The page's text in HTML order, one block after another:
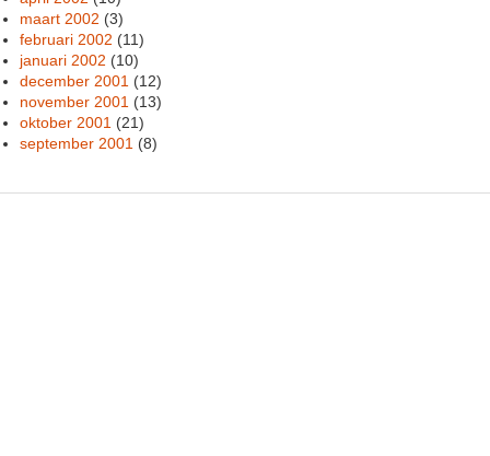
maart 2002 (3)
februari 2002 (11)
januari 2002 (10)
december 2001 (12)
november 2001 (13)
oktober 2001 (21)
september 2001 (8)